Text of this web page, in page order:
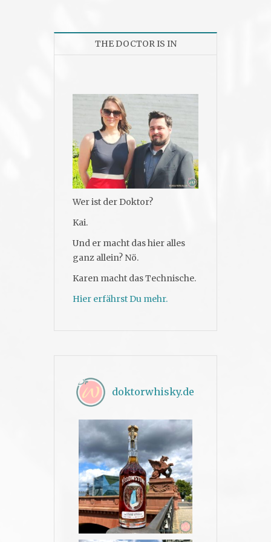
THE DOCTOR IS IN
Wer ist der Doktor?
Kai.
Und er macht das hier alles
ganz allein? Nö.
Karen macht das Technische.
Hier erfährst Du mehr.
doktorwhisky.de